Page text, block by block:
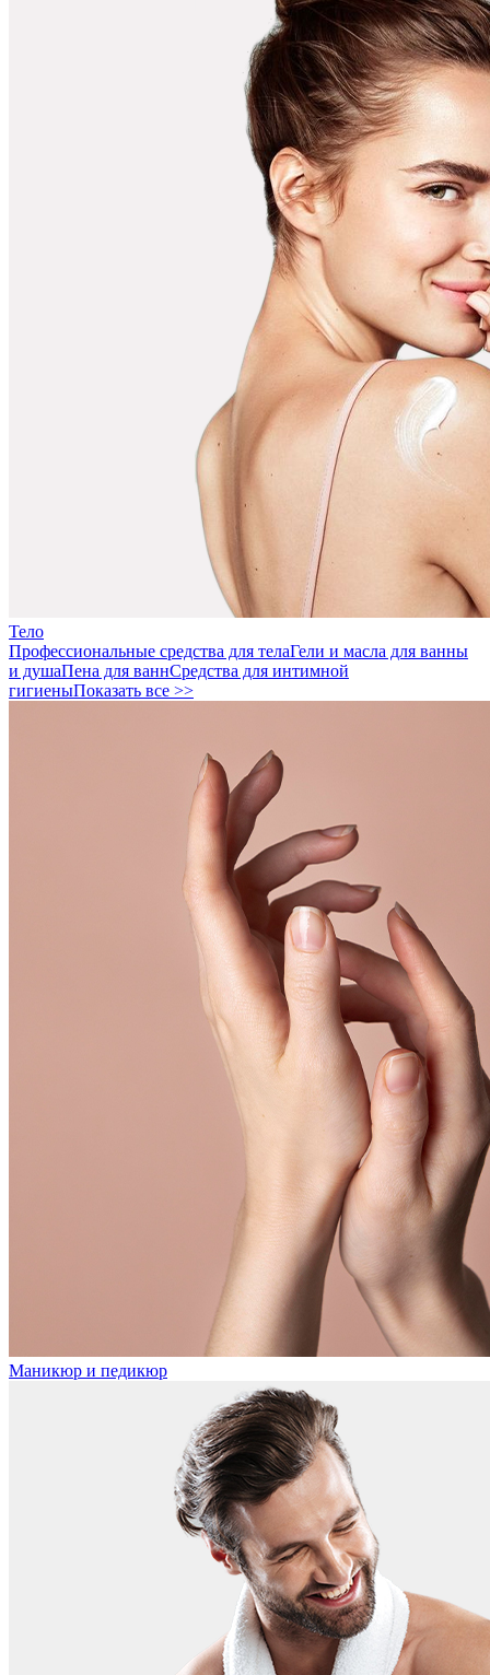
Тело
Профессиональные средства для телаГели и масла для ванны
и душаПена для ваннСредства для интимной
гигиеныПоказать все >>
Маникюр и педикюр